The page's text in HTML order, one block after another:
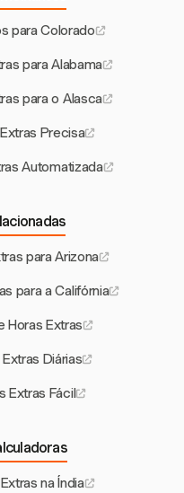
para Colorado
para Alabama
para o Alasca
Precisa
Automatizada
para Arizona
para a Califórnia
Horas Extras
Diárias
Extras Fácil
na Índia